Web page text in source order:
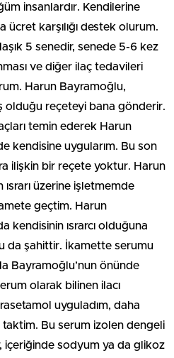
insanlardır. Kendilerine
ücret karşılığı destek olurum.
5 senedir, senede 5-6 kez
ve diğer ilaç tedavileri
Harun Bayramoğlu,
olduğu reçeteyi bana gönderir.
temin ederek Harun
kendisine uygularım. Bu son
ilişkin bir reçete yoktur. Harun
üzerine işletmemde
geçtim. Harun
kendisinin ısrarcı olduğuna
da şahittir. İkamette serumu
Bayramoğlu’nun önünde
olarak bilinen ilacı
uyguladım, daha
Bu serum izolen dengeli
içeriğinde sodyum ya da glikoz